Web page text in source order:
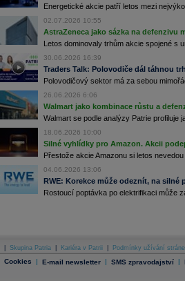
Energetické akcie patří letos mezi
02.07.2026 10:55
AstraZeneca jako sázka na defenzivu
Letos dominovaly trhům akcie spojené s
30.06.2026 16:39
Traders Talk: Polovodiče dál táhnou
Polovodičový sektor má za sebou
26.06.2026 6:06
Walmart jako kombinace růstu a
Walmart se podle analýzy Patrie profiluje
18.06.2026 10:00
Silné vyhlídky pro Amazon. Akcii
Přestože akcie Amazonu si letos
04.06.2026 13:06
RWE: Korekce může odeznít, na silné
Rostoucí poptávka po elektrifikaci může
Skupina Patria Kariéra v Patrii Podmínky užívání
Cookies | E-mail newsletter | SMS zpravodajství |